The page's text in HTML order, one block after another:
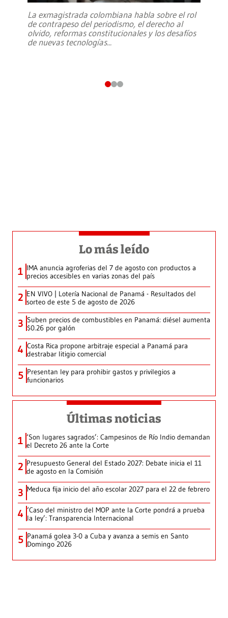
La exmagistrada colombiana habla sobre el rol
de contrapeso del periodismo, el derecho al
olvido, reformas constitucionales y los desafíos
de nuevas tecnologías...
Lo más leído
1 IMA anuncia agroferias del 7 de agosto con productos a
precios accesibles en varias zonas del país
2 EN VIVO | Lotería Nacional de Panamá - Resultados del
sorteo de este 5 de agosto de 2026
3 Suben precios de combustibles en Panamá: diésel aumenta
$0.26 por galón
4 Costa Rica propone arbitraje especial a Panamá para
destrabar litigio comercial
5 Presentan ley para prohibir gastos y privilegios a
funcionarios
Últimas noticias
1 ‘Son lugares sagrados’: Campesinos de Río Indio demandan
el Decreto 26 ante la Corte
2 Presupuesto General del Estado 2027: Debate inicia el 11
de agosto en la Comisión
3 Meduca fija inicio del año escolar 2027 para el 22 de febrero
4 ‘Caso del ministro del MOP ante la Corte pondrá a prueba
la ley’: Transparencia Internacional
5 Panamá golea 3-0 a Cuba y avanza a semis en Santo
Domingo 2026